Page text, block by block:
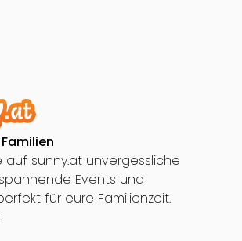
auf sunny.at unvergessliche
Events und
für eure Familienzeit.